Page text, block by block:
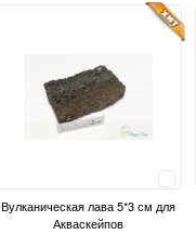
Вулканическая лава 5*3 см для
Акваскейпов